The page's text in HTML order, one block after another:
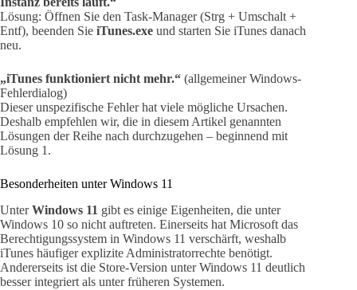
Lösung: Öffnen Sie den Task-Manager (Strg + Umschalt +
Entf), beenden Sie iTunes.exe und starten Sie iTunes danach
neu.
„iTunes funktioniert nicht mehr.“ (allgemeiner Windows-
Fehlerdialog)
Dieser unspezifische Fehler hat viele mögliche Ursachen.
Deshalb empfehlen wir, die in diesem Artikel genannten
Lösungen der Reihe nach durchzugehen – beginnend mit
Lösung 1.
Besonderheiten unter Windows 11
UnterWindows 11 gibt es einige Eigenheiten, die unter
Windows 10 so nicht auftreten. Einerseits hat Microsoft das
Berechtigungssystem in Windows 11 verschärft, weshalb
iTunes häufiger explizite Administratorrechte benötigt.
Andererseits ist die Store-Version unter Windows 11 deutlich
besser integriert als unter früheren Systemen.